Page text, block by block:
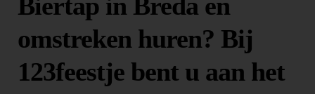
omstreken huren? Bij
123feestje bent u aan het